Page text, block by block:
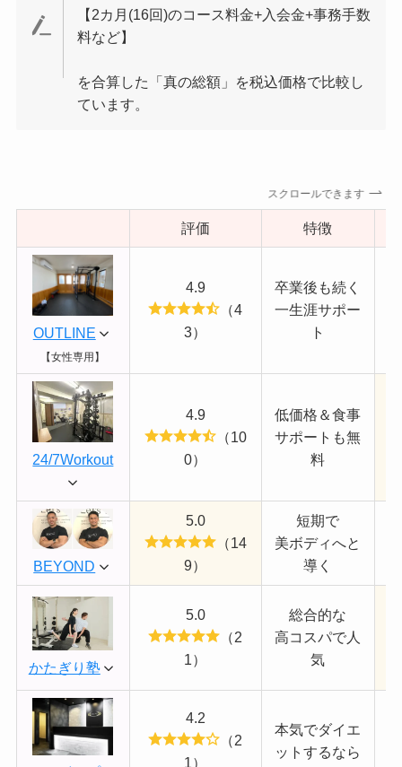
【2カ月(16回)のコース料金+入会金+事務手数
料など】
を合算した「真の総額」を税込価格で比較し
ています。
スクロールできます
評価 特徴
OUTLINE
【女性専用】
4.9
（4
3）
卒業後も続く
一生涯サポー
ト
24/7Workout
4.9
（10
0）
低価格＆食事
サポートも無
料
BEYOND
5.0
（14
9）
短期で
美ボディへと
導く
かたぎり塾
5.0
（2
1）
総合的な
高コスパで人
気
4.2
（2
1）
本気でダイエ
ットするなら